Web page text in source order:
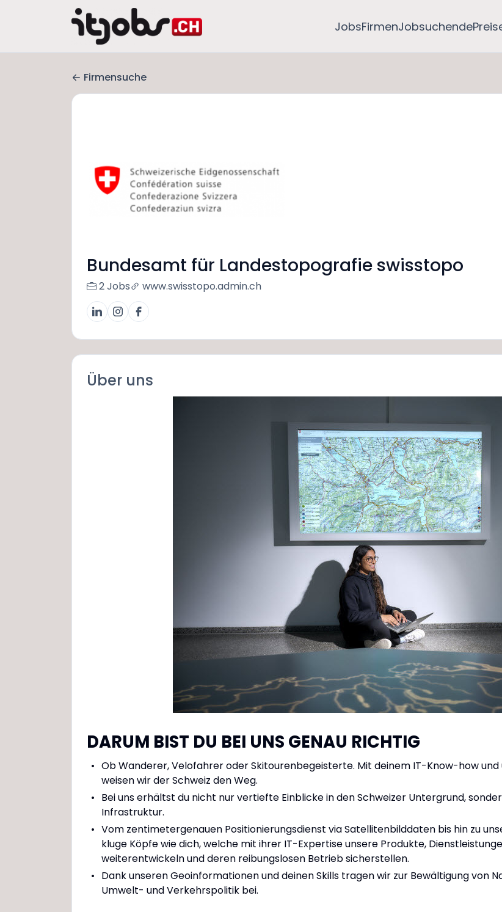
JobsFirmenJobsuchende
Firmensuche
Bundesamt für Landestopografie swisstopo
2 Jobs www.swisstopo.admin.ch
Über uns
DARUM BIST DU BEI UNS GENAU RICHTIG
Ob Wanderer, Velofahrer oder Skitourenbegeisterte. Mit deinem IT-Know-how
weisen wir der Schweiz den Weg.
Bei uns erhältst du nicht nur vertiefte Einblicke in den Schweizer Untergrund,
Infrastruktur.
Vom zentimetergenauen Positionierungsdienst via Satellitenbilddaten bis hin zu
kluge Köpfe wie dich, welche mit ihrer IT-Expertise unsere Produkte,
weiterentwickeln und deren reibungslosen Betrieb sicherstellen.
Dank unseren Geoinformationen und deinen Skills tragen wir zur Bewältigung von
Umwelt- und Verkehrspolitik bei.